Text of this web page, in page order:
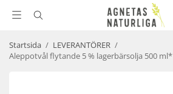
Startsida / LEVERANTÖRER /
Aleppotvål flytande 5 % lagerbärsolja 500 ml*